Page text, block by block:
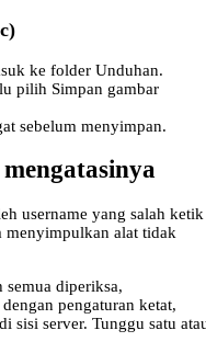
ke folder Unduhan.
pilih Simpan gambar
sebelum menyimpan.
username yang salah ketik
menyimpulkan alat tidak
semua diperiksa,
pengaturan ketat,
sisi server. Tunggu satu